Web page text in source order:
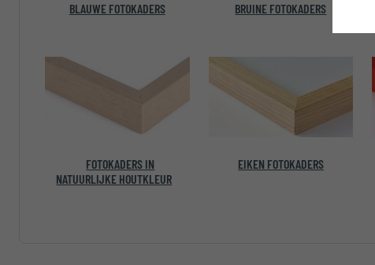
BLAUWE FOTOKADERS BRUINE FOTOKADERS
FOTOKADERS IN
NATUURLIJKE HOUTKLEUR
EIKEN FOTOKADERS